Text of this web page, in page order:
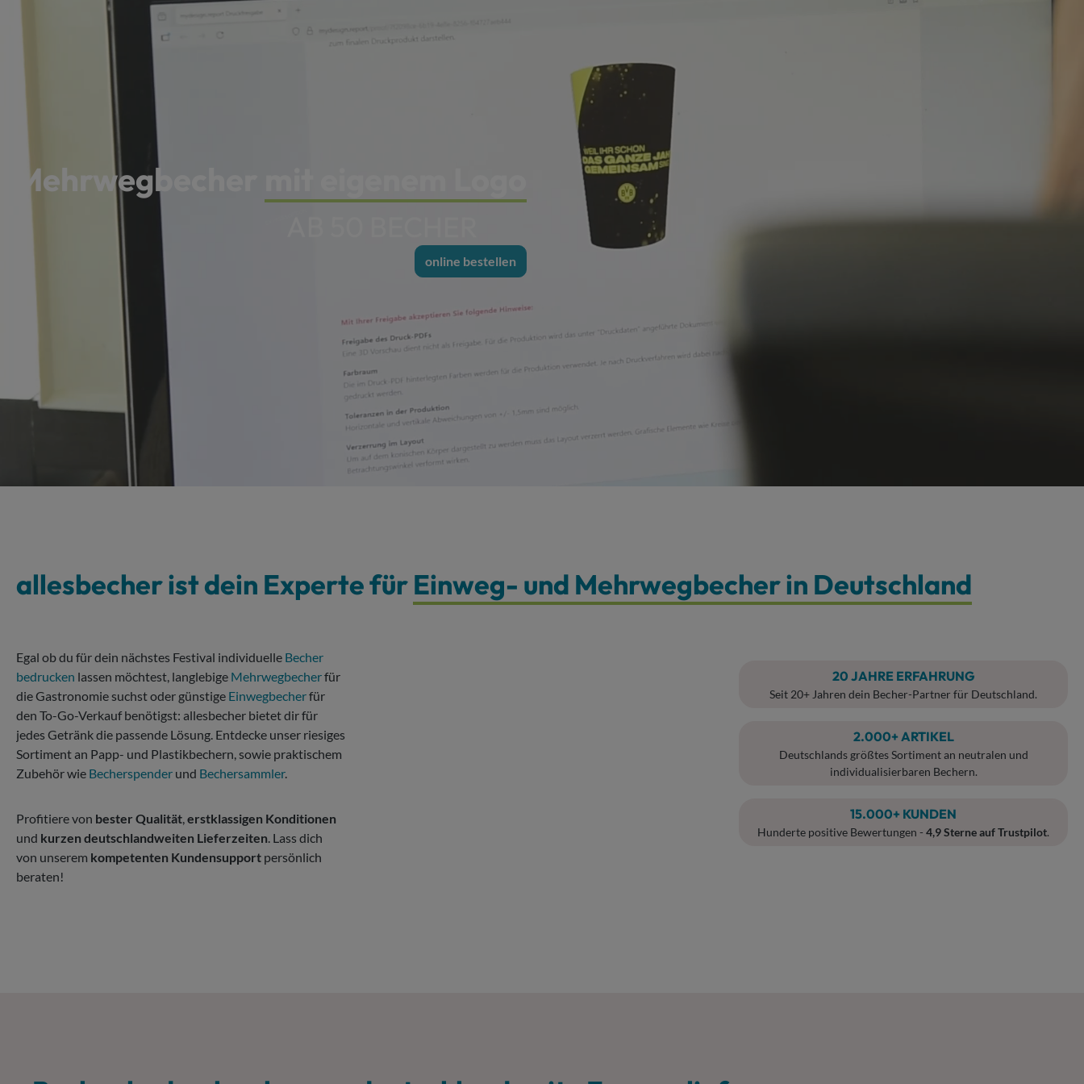
Mehrwegbecher
online bestellen
allesbecher ist dein Experte fürEinweg- und Mehrwegbecher in Deutschland
Egal ob du für dein nächstes Festival individuelle Becher
bedrucken lassen möchtest, langlebige Mehrwegbecherfür
die Gastronomie suchst oder günstige Einwegbecherfür
den To-Go-Verkauf benötigst: allesbecher bietet dir für
jedes Getränk die passende Lösung. Entdecke unser riesiges
Sortiment an Papp- und Plastikbechern, sowie praktischem
Zubehör wie Becherspender und Bechersammler.
Profitiere von bester Qualität,erstklassigen Konditionen
und kurzen deutschlandweiten Lieferzeiten. Lass dich
von unserem kompetenten Kundensupport persönlich
beraten!
20 JAHRE ERFAHRUNG
Seit 20+ Jahren dein Becher-Partner für Deutschland.
2.000+ ARTIKEL
Deutschlands größtes Sortiment an neutralen und
individualisierbaren Bechern.
15.000+ KUNDEN
Hunderte positive Bewertungen - 4,9 Sterne auf Trustpilot.